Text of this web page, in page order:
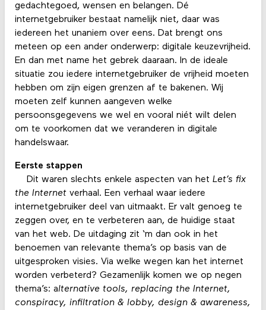
gedachtegoed, wensen en belangen. Dé
internetgebruiker bestaat namelijk niet, daar was
iedereen het unaniem over eens. Dat brengt ons
meteen op een ander onderwerp: digitale keuzevrijheid.
En dan met name het gebrek daaraan. In de ideale
situatie zou iedere internetgebruiker de vrijheid moeten
hebben om zijn eigen grenzen af te bakenen. Wij
moeten zelf kunnen aangeven welke
persoonsgegevens we wel en vooral niét wilt delen
om te voorkomen dat we veranderen in digitale
handelswaar.
Eerste stappen
Dit waren slechts enkele aspecten van het Let’s fix
the Internetverhaal. Een verhaal waar iedere
internetgebruiker deel van uitmaakt. Er valt genoeg te
zeggen over, en te verbeteren aan, de huidige staat
van het web. De uitdaging zit ‘m dan ook in het
benoemen van relevante thema’s op basis van de
uitgesproken visies. Via welke wegen kan het internet
worden verbeterd? Gezamenlijk komen we op negen
thema’s: alternative tools, replacing the Internet,
conspiracy, infiltration & lobby, design & awareness,